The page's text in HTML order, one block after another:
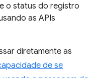
o status do registro
as APIs
diretamente as
de se